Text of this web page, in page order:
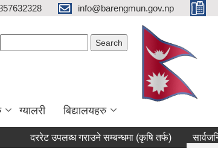
info@barengmun.gov.np
ग्यालरी बिद्यालयहरु
दररेट उपलब्ध गराउने सम्बन्धमा (कृषि तर्फ) सार्वजनिक